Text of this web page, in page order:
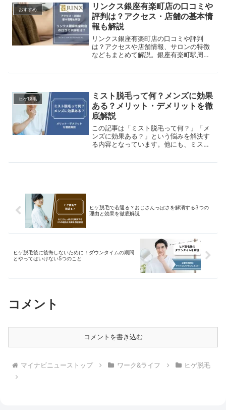
おすすめ
リンクス銀座有楽町店の口コミや
評判は？アクセス・店舗の基本情
報も解説
リンクス銀座有楽町店の口コミや評判
は？アクセスや店舗情報、サロンの特徴
などもまとめて解説。銀座有楽町駅周辺
ヒゲ脱毛
ミスト脱毛って何？メンズに効果
ある？メリット・デメリットを徹
底解説
この記事は「ミスト脱毛って何？」「メ
ンズに効果ある？」という悩みを解決す
る内容となっています。他にも、ミスト
説していますので、最新の医療脱毛が気
ヒゲ脱毛で若返る？おじさんっぽさを解消する3つの
理由と効果を徹底解説
ヒゲ脱毛後に後悔しないために！ダウンタイムの期間
とやってはいけない5つのこと
コメント
コメントを書き込む
マイナビニューストップ ワーク&ライフ ヒゲ脱毛